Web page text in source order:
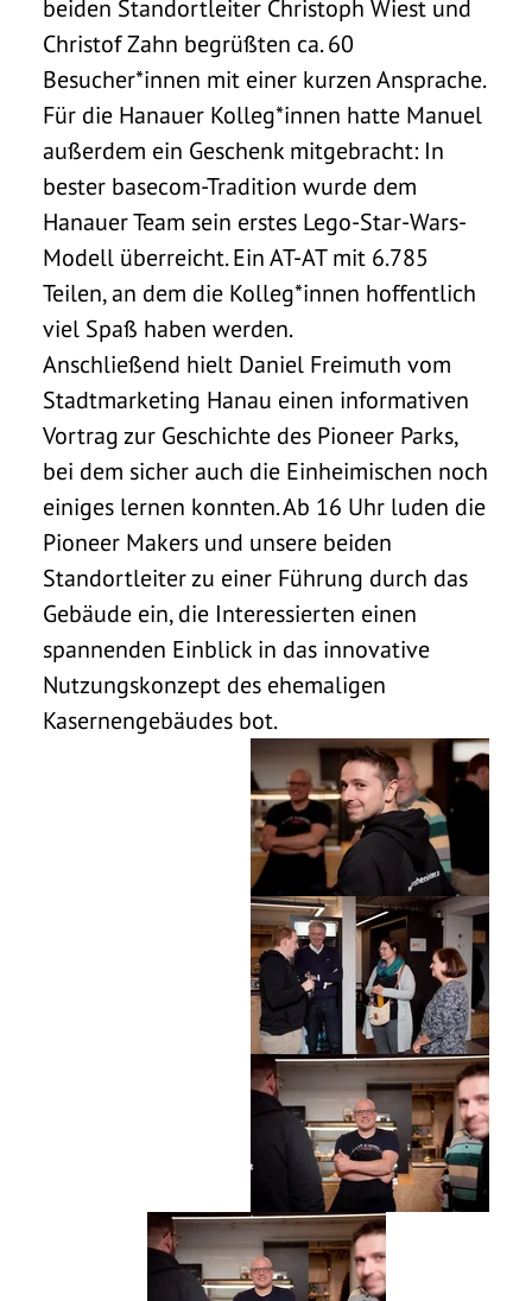
beiden Standortleiter Christoph Wiest und
Christof Zahn begrüßten ca. 60
Besucher*innen mit einer kurzen Ansprache.
Für die Hanauer Kolleg*innen hatte Manuel
außerdem ein Geschenk mitgebracht: In
bester basecom-Tradition wurde dem
Hanauer Team sein erstes Lego-Star-Wars-
Modell überreicht. Ein AT-AT mit 6.785
Teilen, an dem die Kolleg*innen hoffentlich
viel Spaß haben werden.
Anschließend hielt Daniel Freimuth vom
Stadtmarketing Hanau einen informativen
Vortrag zur Geschichte des Pioneer Parks,
bei dem sicher auch die Einheimischen noch
einiges lernen konnten. Ab 16 Uhr luden die
Pioneer Makers und unsere beiden
Standortleiter zu einer Führung durch das
Gebäude ein, die Interessierten einen
spannenden Einblick in das innovative
Nutzungskonzept des ehemaligen
Kasernengebäudes bot.